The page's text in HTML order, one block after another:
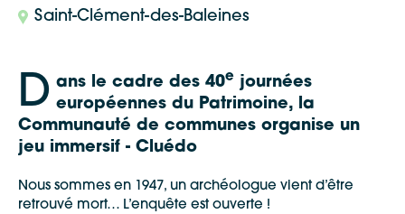
Saint-Clément-des-Baleines
D ans le cadre des 40e journées
européennes du Patrimoine, la
Communauté de communes organise un
jeu immersif - Cluédo
Nous sommes en 1947, un archéologue vient d’être
retrouvé mort… L’enquête est ouverte !